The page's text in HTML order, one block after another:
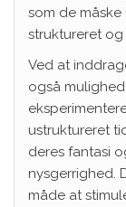
som de
struktureret
Ved at
også
ustruktureret
deres fantasi
nysgerrighed.
måde at